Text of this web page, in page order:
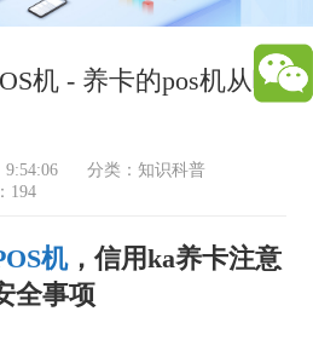
机 - 养卡的pos机从哪
9:54:06 分类：知识科普
194
机，信用ka养卡注意
全事项